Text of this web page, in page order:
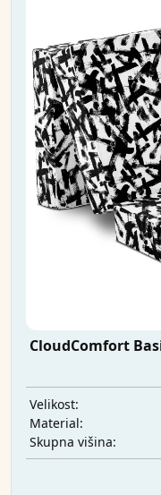
CloudComfort
Velikost:
Material:
Skupna višina: